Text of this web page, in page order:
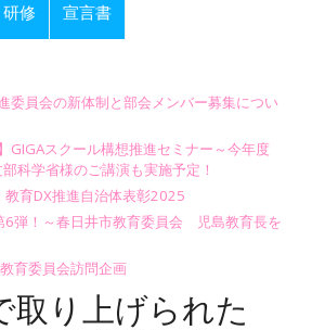
研修 宣言書
委員会の新体制と部会メンバー募集につい
GIGAスクール構想推進セミナー～今年度
科学省様のご講演も実施予定！
教育DX推進自治体表彰2025
6弾！～春日井市教育委員会 児島教育長を
育委員会訪問企画
取り上げられた